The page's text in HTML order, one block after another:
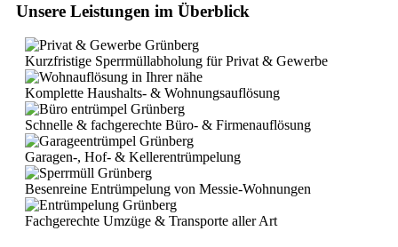
Unsere Leistungen im Überblick
Kurzfristige Sperrmüll­abholung für Privat & Gewerbe
Komplette Haushalts- & Wohnungsauflösung
Schnelle & fachgerechte Büro- & Firmenauflösung
Garagen-, Hof- & Kellerentrümpelung
Besenreine Entrümpelung von Messie-Wohnungen
Fachgerechte Umzüge & Transporte aller Art